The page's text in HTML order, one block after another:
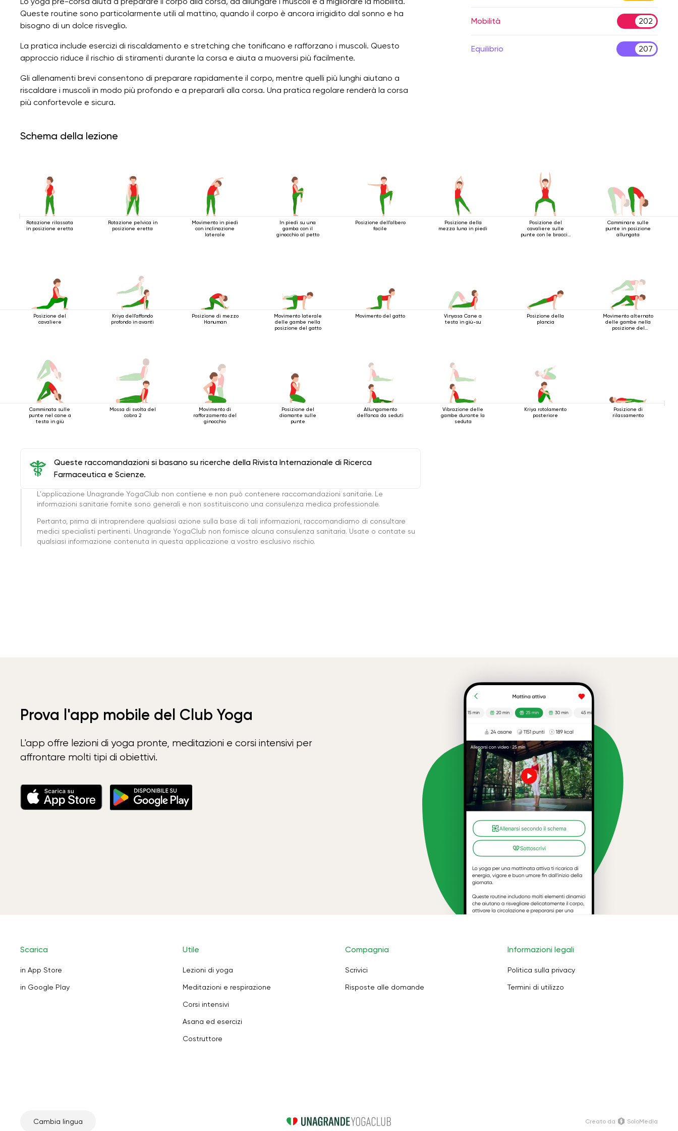
Queste routine sono particolarmente utili al mattino, quando il corpo è ancora irrigidito dal sonno e ha
bisogno di un dolce risveglio.
La pratica include esercizi di riscaldamento e stretching che tonificano e rafforzano i muscoli. Questo
approccio riduce il rischio di stiramenti durante la corsa e aiuta a muoversi più facilmente.
Gli allenamenti brevi consentono di preparare rapidamente il corpo, mentre quelli più lunghi aiutano a
riscaldare i muscoli in modo più profondo e a prepararli alla corsa. Una pratica regolare renderà la corsa
più confortevole e sicura.
Mobilità 202
Equilibrio 207
Schema della lezione
Rotazione rilassata
in posizione eretta
Rotazione pelvica in
posizione eretta
Movimento in piedi
con inclinazione
laterale
In piedi su una
gamba con il
ginocchio al petto
Posizione dell'albero
facile
Posizione della
mezza luna in piedi
Posizione del
cavaliere sulle
punte con le braccia
Camminare sulle
punte in posizione
allungata
Posizione del
cavaliere
Kriya dell'affondo
profondo in avanti
Posizione di mezzo
Hanuman
Movimento laterale
delle gambe nella
posizione del gatto
Movimento del gatto
Vinyasa Cane a
testa in giù-su
Posizione della
plancia
Movimento alternato
delle gambe nella
posizione del
Camminata sulle
punte nel cane a
testa in giù
Mossa di svolta del
cobra 2
Movimento di
rafforzamento del
ginocchio
Posizione del
diamante sulle
punte
Allungamento
dell'anca da seduti
Vibrazione delle
gambe durante la
seduta
Kriya rotolamento
posteriore
Posizione di
rilassamento
Queste raccomandazioni si basano su ricerche della Rivista Internazionale di Ricerca
Farmaceutica e Scienze.
L'applicazione Unagrande YogaClub non contiene e non può contenere raccomandazioni sanitarie. Le
informazioni sanitarie fornite sono generali e non sostituiscono una consulenza medica professionale.
Pertanto, prima di intraprendere qualsiasi azione sulla base di tali informazioni, raccomandiamo di consultare
medici specialisti pertinenti. Unagrande YogaClub non fornisce alcuna consulenza sanitaria. Usate o contate su
qualsiasi informazione contenuta in questa applicazione a vostro esclusivo rischio.
Prova l'app mobile del Club Yoga
L'app offre lezioni di yoga pronte, meditazioni e corsi intensivi per
affrontare molti tipi di obiettivi.
Scarica
in App Store
in Google Play
Utile
Lezioni di yoga
Meditazioni e respirazione
Corsi intensivi
Asana ed esercizi
Costruttore
Compagnia
Scrivici
Risposte alle domande
Informazioni legali
Politica sulla privacy
Termini di utilizzo
Cambia lingua Creato da SoloMedia